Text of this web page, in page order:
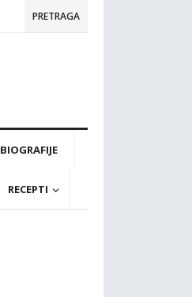
PRETRAGA
BIOGRAFIJE
RECEPTI